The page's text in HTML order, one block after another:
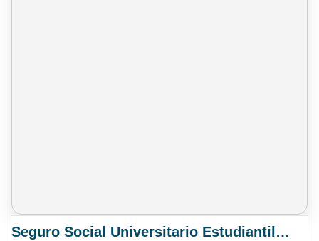
Seguro Social Universitario Estudiantil SSUE